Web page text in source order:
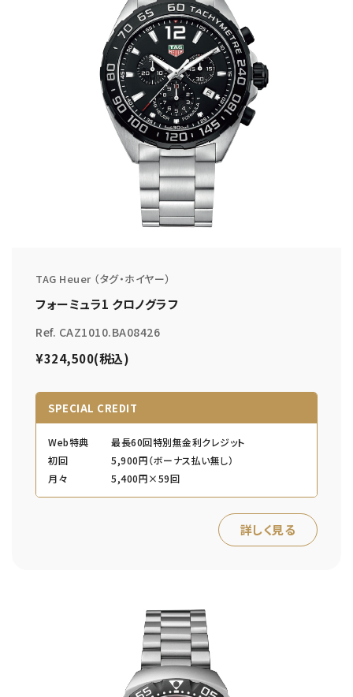
TAG Heuer （タグ・ホイヤー）
フォーミュラ1 クロノグラフ
Ref. CAZ1010.BA08426
¥324,500(税込)
SPECIAL CREDIT
Web特典
最長60回特別無金利クレジット
初回
5,900円（ボーナス払い無し）
月々
5,400円×59回
詳しく見る